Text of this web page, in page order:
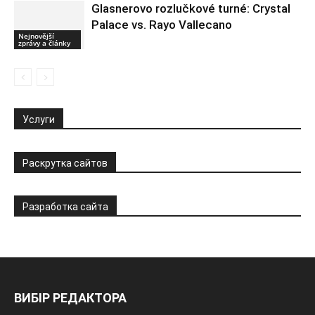
Nejnovější
zprávy a články
Glasnerovo rozlučkové turné: Crystal
Palace vs. Rayo Vallecano
Услуги
Раскрутка сайтов
Разработка сайта
ВИБІР РЕДАКТОРА